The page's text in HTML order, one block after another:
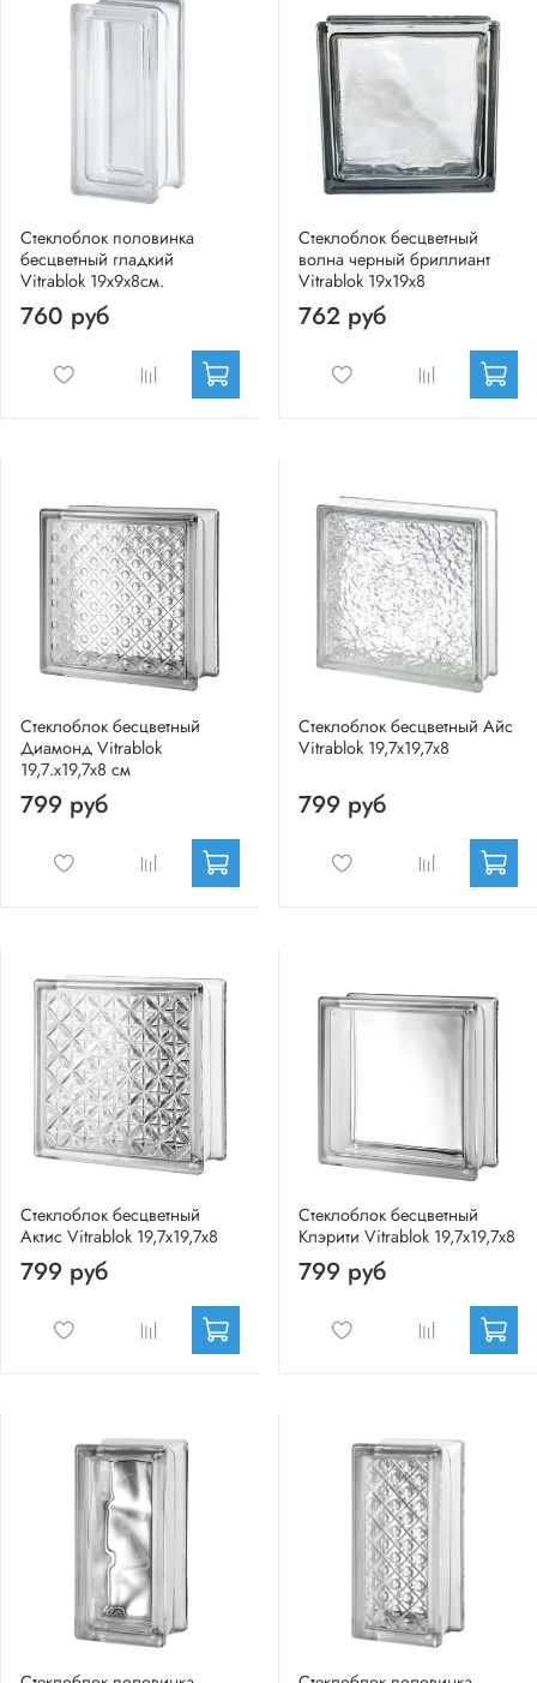
Стеклоблок половинка
бесцветный гладкий
Vitrablok 19х9х8см.
760 руб
Стеклоблок бесцветный
волна черный бриллиант
Vitrablok 19х19х8
762 руб
Стеклоблок бесцветный
Диамонд Vitrablok
19,7.x19,7x8 см
799 руб
Стеклоблок бесцветный Айс
Vitrablok 19,7x19,7x8
799 руб
Стеклоблок бесцветный
Актис Vitrablok 19,7x19,7x8
799 руб
Стеклоблок бесцветный
Клэрити Vitrablok 19,7x19,7x8
799 руб